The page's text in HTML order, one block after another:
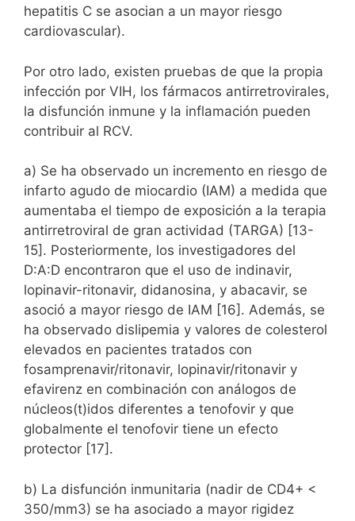
hepatitis C se asocian a un mayor riesgo
cardiovascular).
Por otro lado, existen pruebas de que la propia
infección por VIH, los fármacos antirretrovirales,
la disfunción inmune y la inflamación pueden
contribuir al RCV.
a) Se ha observado un incremento en riesgo de
infarto agudo de miocardio (IAM) a medida que
aumentaba el tiempo de exposición a la terapia
antirretroviral de gran actividad (TARGA) [13-
15]. Posteriormente, los investigadores del
D:A:D encontraron que el uso de indinavir,
lopinavir-ritonavir, didanosina, y abacavir, se
asoció a mayor riesgo de IAM [16]. Además, se
ha observado dislipemia y valores de colesterol
elevados en pacientes tratados con
fosamprenavir/ritonavir, lopinavir/ritonavir y
efavirenz en combinación con análogos de
núcleos(t)idos diferentes a tenofovir y que
globalmente el tenofovir tiene un efecto
protector [17].
b) La disfunción inmunitaria (nadir de CD4+ <
350/mm3) se ha asociado a mayor rigidez